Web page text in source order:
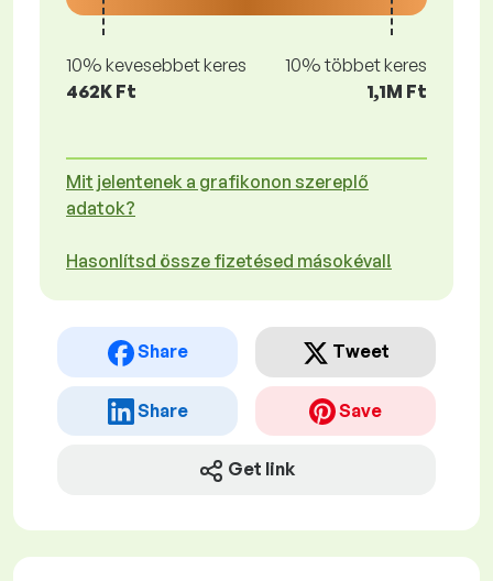
10% kevesebbet keres
462K Ft
10% többet keres
1,1M Ft
Mit jelentenek a grafikonon szereplő
adatok?
Hasonlítsd össze fizetésed másokéval!
Share Tweet
Share Save
Get link